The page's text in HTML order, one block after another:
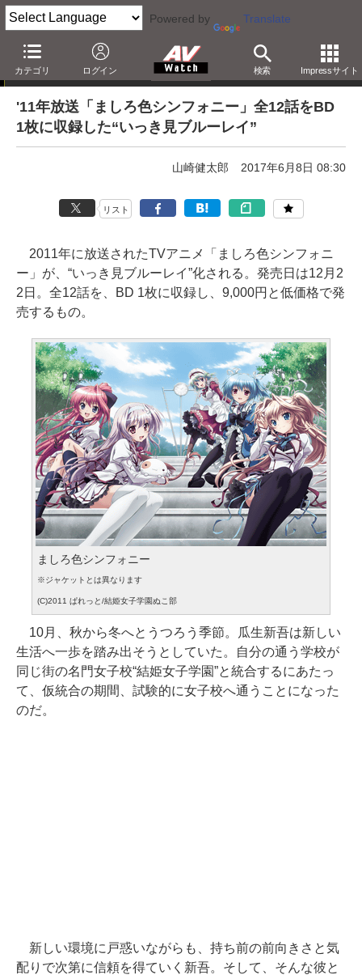
Powered by Translate
カテゴリ ログイン 検索 Impressサイト
「Blu-ray発売日一覧」の更新情報
'11年放送「ましろ色シンフォニー」全12話をBD
1枚に収録した“いっき見ブルーレイ”
山崎健太郎 2017年6月8日 08:30
リスト
2011年に放送されたTVアニメ「ましろ色シンフォニ
ー」が、“いっき見ブルーレイ”化される。発売日は12月2
2日。全12話を、BD 1枚に収録し、9,000円と低価格で発
売するもの。
ましろ色シンフォニー
※ジャケットとは異なります
(C)2011 ぱれっと/結姫女子学園ぬこ部
10月、秋から冬へとうつろう季節。瓜生新吾は新しい
生活へ一歩を踏み出そうとしていた。自分の通う学校が
同じ街の名門女子校“結姫女子学園”と統合するにあたっ
て、仮統合の期間、試験的に女子校へ通うことになった
のだ。
新しい環境に戸惑いながらも、持ち前の前向きさと気
配りで次第に信頼を得ていく新吾。そして、そんな彼と